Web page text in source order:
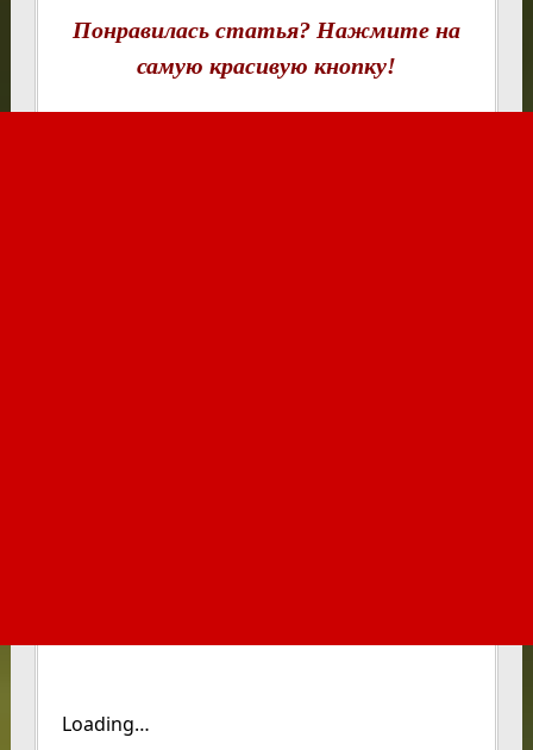
Понравилась статья? Нажмите на
самую красивую кнопку!
Loading…